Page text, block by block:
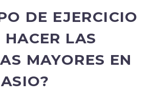
DE EJERCICIO
HACER LAS
MAYORES EN